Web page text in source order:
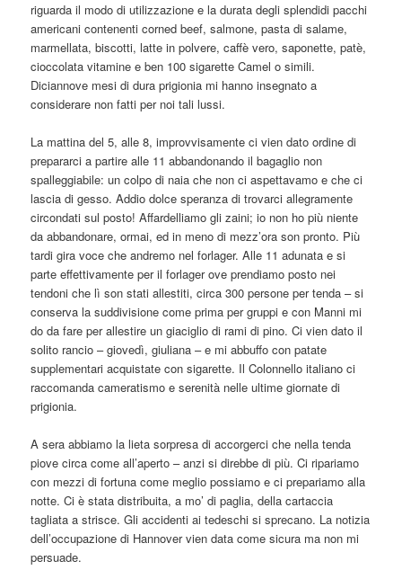
riguarda il modo di utilizzazione e la durata degli splendidi pacchi
americani contenenti corned beef, salmone, pasta di salame,
marmellata, biscotti, latte in polvere, caffè vero, saponette, patè,
cioccolata vitamine e ben 100 sigarette Camel o simili.
Diciannove mesi di dura prigionia mi hanno insegnato a
considerare non fatti per noi tali lussi.
La mattina del 5, alle 8, improvvisamente ci vien dato ordine di
prepararci a partire alle 11 abbandonando il bagaglio non
spalleggiabile: un colpo di naia che non ci aspettavamo e che ci
lascia di gesso. Addio dolce speranza di trovarci allegramente
circondati sul posto! Affardelliamo gli zaini; io non ho più niente
da abbandonare, ormai, ed in meno di mezz’ora son pronto. Più
tardi gira voce che andremo nel forlager. Alle 11 adunata e si
parte effettivamente per il forlager ove prendiamo posto nei
tendoni che lì son stati allestiti, circa 300 persone per tenda – si
conserva la suddivisione come prima per gruppi e con Manni mi
do da fare per allestire un giaciglio di rami di pino. Ci vien dato il
solito rancio – giovedì, giuliana – e mi abbuffo con patate
supplementari acquistate con sigarette. Il Colonnello italiano ci
raccomanda cameratismo e serenità nelle ultime giornate di
prigionia.
A sera abbiamo la lieta sorpresa di accorgerci che nella tenda
piove circa come all’aperto – anzi si direbbe di più. Ci ripariamo
con mezzi di fortuna come meglio possiamo e ci prepariamo alla
notte. Ci è stata distribuita, a mo’ di paglia, della cartaccia
tagliata a strisce. Gli accidenti ai tedeschi si sprecano. La notizia
dell’occupazione di Hannover vien data come sicura ma non mi
persuade.